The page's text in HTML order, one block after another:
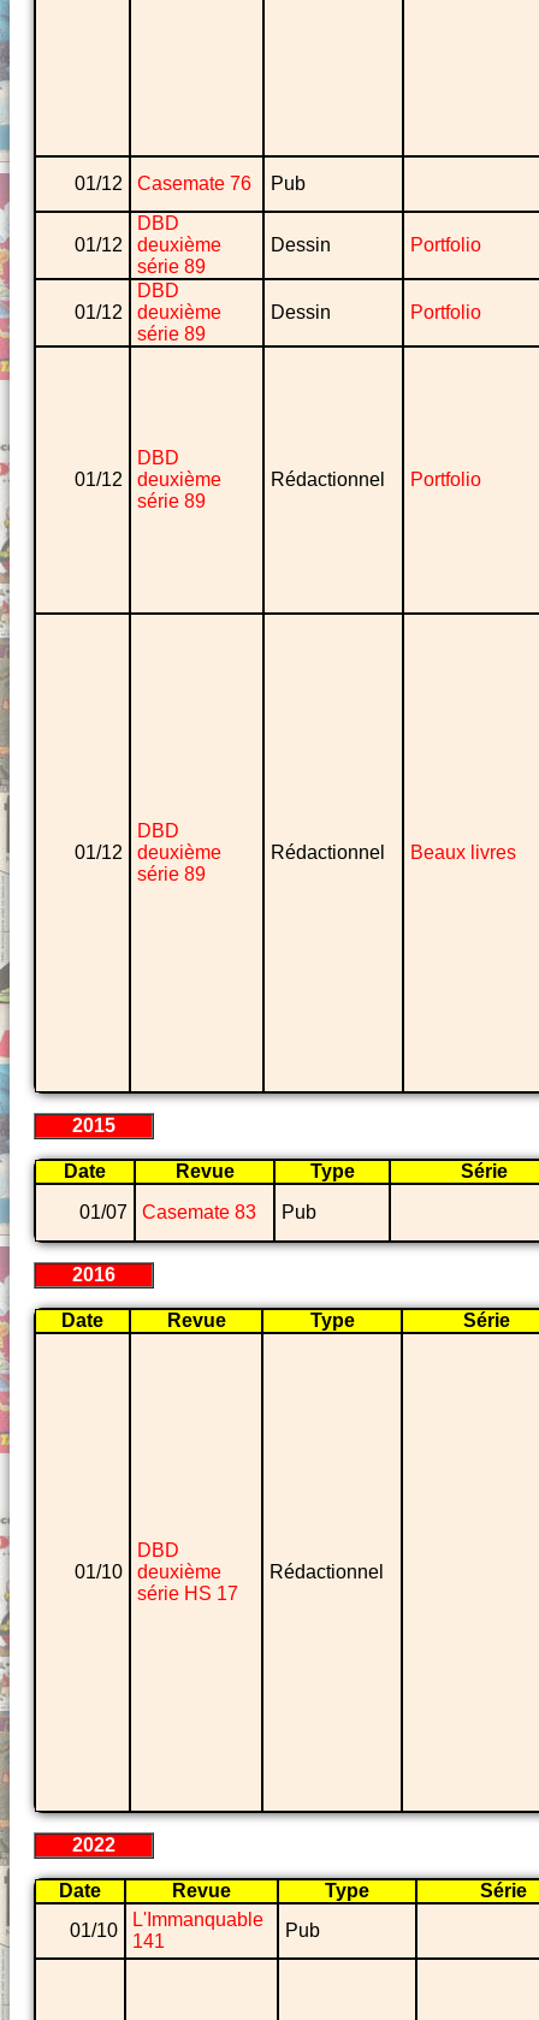
01/12 Casemate 76 Pub
01/12
DBD
deuxième
série 89
Dessin Portfolio
01/12
DBD
deuxième
série 89
Dessin Portfolio
01/12
DBD
deuxième
série 89
Rédactionnel Portfolio
01/12
DBD
deuxième
série 89
Rédactionnel Beaux livres
2015
Date Revue Type
Série
01/07
Casemate 83 Pub
2016
Date Revue Type Série
01/10
DBD
deuxième
série HS 17
Rédactionnel
2022
Date Revue Type
Série
01/10
L'Immanquable
141
Pub